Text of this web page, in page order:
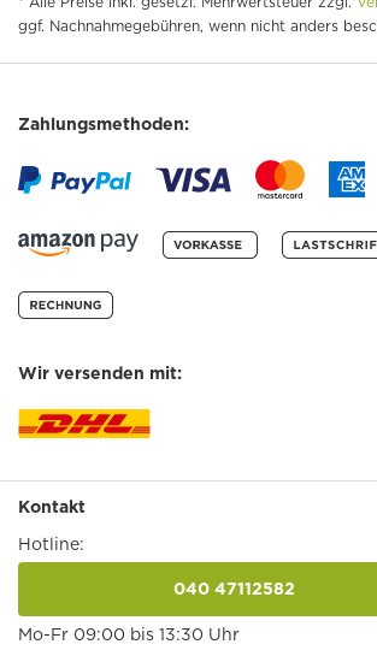
ggf. Nachnahmegebühren, wenn nicht anders
Zahlungsmethoden:
Wir versenden mit:
Kontakt
Hotline:
040 47112582
Mo-Fr 09:00 bis 13:30 Uhr